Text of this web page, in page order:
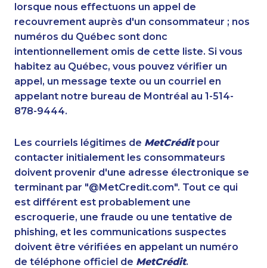
1-647-245-1048
1-780-969-8962
1-647-494-7750
1-902-701-3550
1-438-289-3582
1-579-267-0754
1-780-425-0963
1-506-265-4722
1-778-383-9354
1-604-684-0558
1-437-900-0338
1-587-319-2143
1-647-715-9379
1-587-319-2147
1-647-494-0198
1-647-722-9514
1-866-463-9161
1-780-423-9154
1-604-282-0620
1-416-223-4524
1-587-316-3581
1-778-401-7210
1-778-401-2218
1-902-482-8372
1-647-715-6065
1-905-592-1379
1-587-880-2016
1-579-267-0717
1-780-936-8231
lorsque nous effectuons un appel de
recouvrement auprès d'un consommateur ; nos
numéros du Québec sont donc
intentionnellement omis de cette liste. Si vous
habitez au Québec, vous pouvez vérifier un
appel, un message texte ou un courriel en
appelant notre bureau de Montréal au 1-514-
878-9444.
Les courriels légitimes de MetCréditpour
contacter initialement les consommateurs
doivent provenir d'une adresse électronique se
terminant par "@MetCredit.com". Tout ce qui
est différent est probablement une
escroquerie, une fraude ou une tentative de
phishing, et les communications suspectes
doivent être vérifiées en appelant un numéro
de téléphone officiel de MetCrédit.